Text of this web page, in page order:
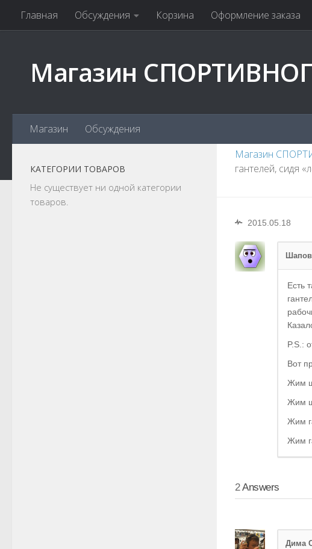
Главная Обсуждения Корзина Оформление заказа
Магазин
Магазин Обсуждения
Магазин
гантелей, сидя
2015.05.18
Есть
P.S.:
Вот
Жим
Жим
Жим
Жим
2Answers
Дима
КАТЕГОРИИ ТОВАРОВ
Не существует ни одной категории
товаров.